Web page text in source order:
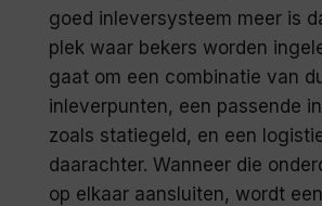
goed inleversysteem meer is
plek waar bekers worden
gaat om een combinatie van
inleverpunten, een passende
zoals statiegeld, en een
daarachter. Wanneer die
op elkaar aansluiten, wordt een